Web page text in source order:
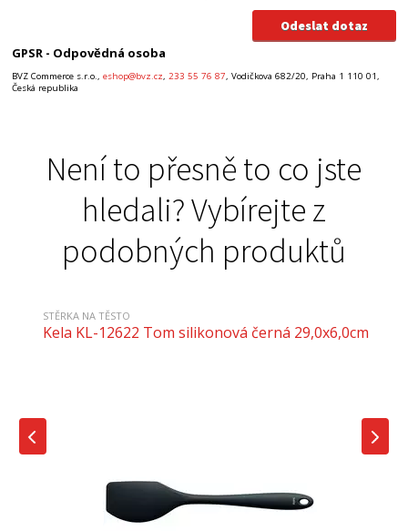
GPSR - Odpovědná osoba
BVZ Commerce s.r.o.,eshop@bvz.cz,233 55 76 87, Vodičkova 682/20, Praha 1 110 01,
Česká republika
Není to přesně to co jste
hledali? Vybírejte z
podobných produktů
STĚRKA NA TĚSTO
Kela KL-12622 Tom silikonová černá 29,0x6,0cm